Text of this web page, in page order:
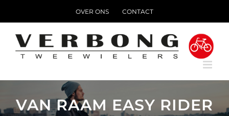
OVER ONS CONTACT
VAN RAAM EASY RIDER